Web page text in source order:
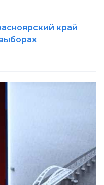
край